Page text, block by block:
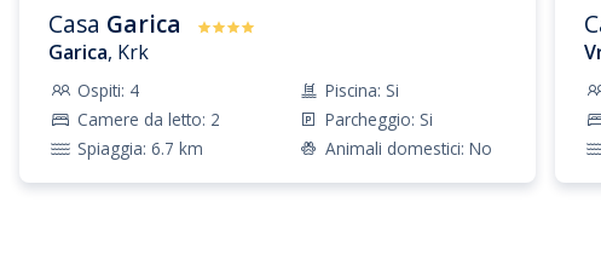
Casa Garica
Garica, Krk
Ospiti: 4
Camere da letto: 2
Spiaggia: 6.7 km
Piscina: Si
Parcheggio: Si
Animali domestici: No